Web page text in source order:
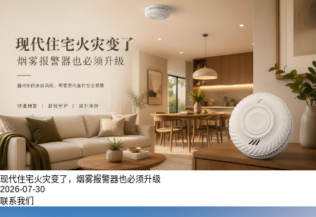
现代住宅火灾变了，烟雾报警器也必须升级
2026-07-30
联系我们